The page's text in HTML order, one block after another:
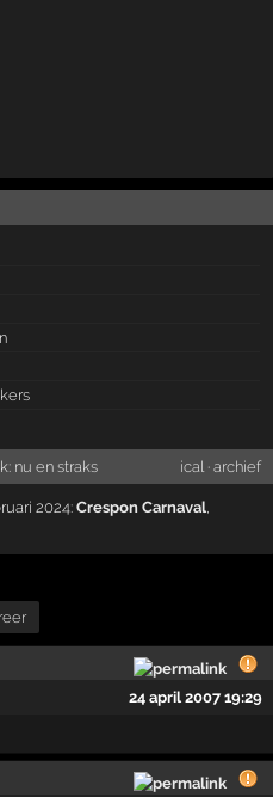
nu en straks ical· archief
2024:Crespon Carnaval,
24 april 2007 19:29